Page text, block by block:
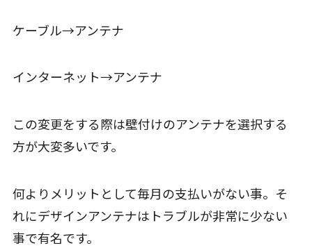
ケーブル→アンテナ
インターネット→アンテナ
この変更をする際は壁付けのアンテナを選択する
方が大変多いです。
何よりメリットとして毎月の支払いがない事。そ
れにデザインアンテナはトラブルが非常に少ない
事で有名です。